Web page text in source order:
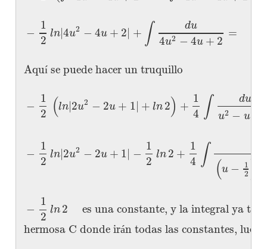
− 1
2 ln|4u2 −4u+2| + ∫ du
4u2 −4u+2 =
Aquíse puede hacer un truquillo
− 1
2 (ln|2u2 − 2u+ 1| +ln2) + 1
4 ∫ du
u2 − u
− 1
2 ln|2u2 − 2u+1| − 1
2 ln2+ 1
4 ∫ (u− 1
2)
− 1
2 ln2
es una constante, y la integral ya
hermosa C donde irán todas las constantes,